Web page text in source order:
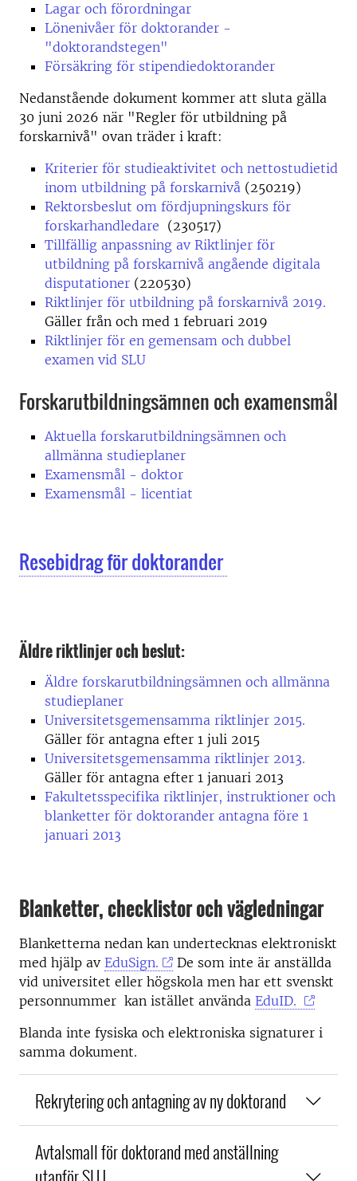
Lagar och förordningar
Lönenivåer för doktorander -
"doktorandstegen"
Försäkring för stipendiedoktorander
Nedanstående dokument kommer att sluta gälla
30 juni 2026 när "Regler för utbildning på
forskarnivå" ovan träder i kraft:
Kriterier för studieaktivitet och nettostudietid
inom utbildning på forskarnivå (250219)
Rektorsbeslut om fördjupningskurs för
forskarhandledare (230517)
Tillfällig anpassning av Riktlinjer för
utbildning på forskarnivå angående digitala
disputationer (220530)
Riktlinjer för utbildning på forskarnivå 2019.
Gäller från och med 1 februari 2019
Riktlinjer för en gemensam och dubbel
examen vid SLU
Forskarutbildningsämnen och examensmål
Aktuella forskarutbildningsämnen och
allmänna studieplaner
Examensmål - doktor
Examensmål - licentiat
Resebidrag för doktorander
Äldre riktlinjer och beslut:
Äldre forskarutbildningsämnen och allmänna
studieplaner
Universitetsgemensamma riktlinjer 2015.
Gäller för antagna efter 1 juli 2015
Universitetsgemensamma riktlinjer 2013.
Gäller för antagna efter 1 januari 2013
Fakultetsspecifika riktlinjer, instruktioner och
blanketter för doktorander antagna före 1
januari 2013
Blanketter, checklistor och vägledningar
Blanketterna nedan kan undertecknas elektroniskt
med hjälp av EduSign.
De som inte är anställda
vid universitet eller högskola men har ett svenskt
personnummer kan istället använda EduID.
Blanda inte fysiska och elektroniska signaturer i
samma dokument.
Rekrytering och antagning av ny doktorand
Avtalsmall för doktorand med anställning
utanför SLU